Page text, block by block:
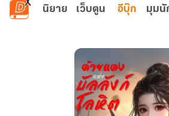
ข้ามไปยังเนื้อหาหลัก
นิยาย เว็บตูน อีบุ๊ก มุมนั